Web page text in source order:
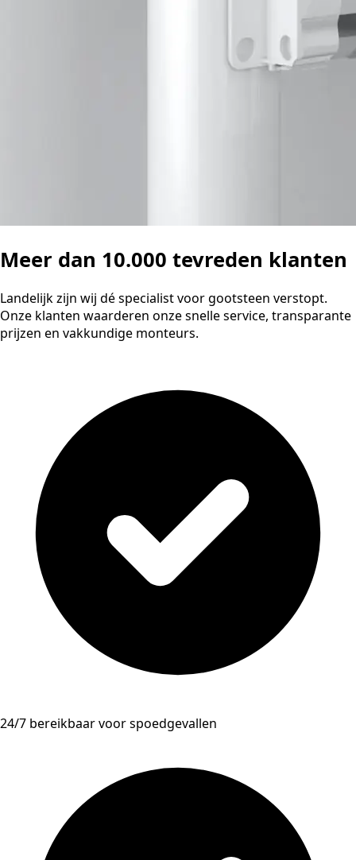
Meer dan 10.000 tevreden klanten
Landelijk zijn wij dé specialist voor gootsteen verstopt.
Onze klanten waarderen onze snelle service, transparante
prijzen en vakkundige monteurs.
24/7 bereikbaar voor spoedgevallen